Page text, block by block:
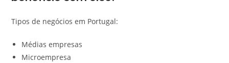
Tipos de negócios em Portugal:
Médias empresas
Microempresa